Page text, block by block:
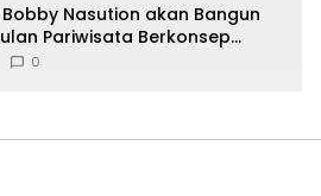
Nasution akan Bangun
Pariwisata Berkonsep
di Samosir
0